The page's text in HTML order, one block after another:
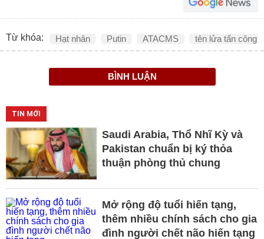
Từ khóa: Hạt nhân Putin ATACMS tên lửa tấn công
BÌNH LUẬN
TIN MỚI
Saudi Arabia, Thổ Nhĩ Kỳ và
Pakistan chuẩn bị ký thỏa
thuận phòng thủ chung
Mở rộng độ tuổi hiến tạng,
thêm nhiều chính sách cho gia
đình người chết não hiến tạng